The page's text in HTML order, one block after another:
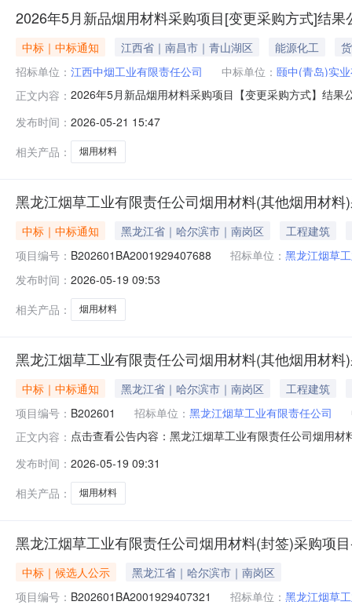
2026年5月新品烟用材料采购项目[变更采购方式]结果
中标｜中标通知 江西省｜南昌市｜青山湖区 能源化工
招标单位： 江西中烟工业有限责任公司 中标单位： 颐中(青岛)实
正文内容： 2026年5月新品烟用材料采购项目【变更采购方式】结
发布时间： 2026-05-21 15:47
相关产品：
烟用材料
黑龙江烟草工业有限责任公司烟用材料(其他烟用材
中标｜中标通知 黑龙江省｜哈尔滨市｜南岗区
工程建筑
项目编号： B202601BA2001929407688 招标单位： 黑龙江烟草
发布时间： 2026-05-19 09:53
相关产品：
烟用材料
黑龙江烟草工业有限责任公司烟用材料(其他烟用材
中标｜中标通知 黑龙江省｜哈尔滨市｜南岗区
工程建筑
项目编号： B202601 招标单位： 黑龙江烟草工业有限责任公司
正文内容： 点击查看公告内容：黑龙江烟草工业有限责任公司烟用
发布时间： 2026-05-19 09:31
相关产品：
烟用材料
黑龙江烟草工业有限责任公司烟用材料(封签)采购项
中标｜候选人公示
黑龙江省｜哈尔滨市｜南岗区
项目编号： B202601BA2001929407321 招标单位： 黑龙江烟草